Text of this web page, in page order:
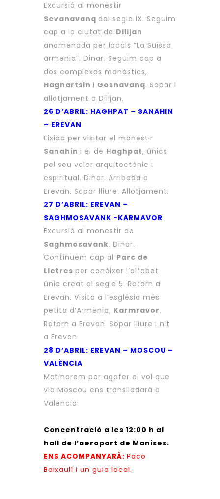
Excursió al monestir
Sevanavanq del segle IX. Seguim
cap a la ciutat de Dilijan
anomenada per locals “La Suïssa
armenia”. Dinar. Seguim cap a
dos complexos monàstics,
Haghartsin i Goshavanq. Sopar i
allotjament a Dilijan.
26 D’ABRIL: HAGHPAT – SANAHIN
– EREVAN
Eixida per visitar el monestir
Sanahin i el de Haghpat, únics
pel seu valor arquitectònic i
espiritual. Dinar. Arribada a
Erevan. Sopar lliure. Allotjament.
27 D’ABRIL: EREVAN –
SAGHMOSAVANK -KARMAVOR
Excursió al monestir de
Saghmosavank. Dinar.
Continuem cap al Parc de
Lletres per conèixer l’alfabet
únic creat al segle 5. Retorn a
Erevan. Visita a l’església més
petita d’Armènia, Karmravor.
Retorn a Erevan. Sopar lliure i nit
a Erevan.
28 D’ABRIL: EREVAN – MOSCOU –
VALÈNCIA
Matinarem per agafer el vol que
via Moscou ens translladarà a
Valencia.
Concentració a les 12:00 h al
hall de l’aeroport de Manises.
ENS ACOMPANYARÀ: Paco
Baixaulí i un guia local.